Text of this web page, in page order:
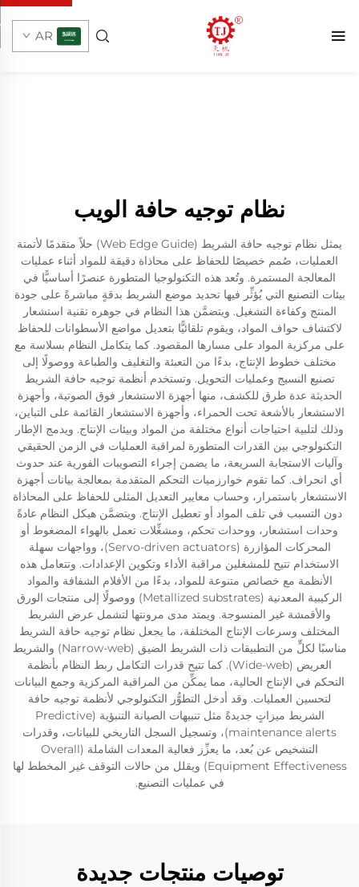
AR
نظام توجيه حافة الويب
يمثل نظام توجيه حافة الشريط (Web Edge Guide) حلاً متقدمًا لأتمتة
العمليات، صُمم خصيصًا للحفاظ على محاذاة دقيقة للمواد أثناء عمليات
المعالجة المستمرة. وتُعد هذه التكنولوجيا المتطورة عنصرًا أساسيًّا في
بيئات التصنيع التي يُؤثِّر فيها تحديد موضع الشريط بدقةٍ مباشرةً على جودة
المنتج وكفاءة التشغيل. ويتضمَّن هذا النظام في جوهره تقنية استشعار
لاكتشاف حواف المواد، ويقوم تلقائيًّا بتعديل مواضع الأسطوانات للحفاظ
على مركزية المواد على مسارها المقصود. كما يتكامل النظام بسلاسة مع
مختلف خطوط الإنتاج، بدءًا من التعبئة والتغليف والطباعة ووصولًا إلى
تصنيع النسيج وعمليات التحويل. وتستخدم أنظمة توجيه حافة الشريط
الحديثة عدة طرق للكشف، منها أجهزة الاستشعار فوق الصوتية، وأجهزة
الاستشعار بالأشعة تحت الحمراء، وأجهزة الاستشعار القائمة على التباين،
وذلك لتلبية احتياجات أنواع مختلفة من المواد وبيئات الإنتاج. ويدمج الإطار
التكنولوجي بين القدرات المتطورة لمراقبة العمليات في الزمن الحقيقي
وآليات الاستجابة السريعة، ما يضمن إجراء التصويبات الفورية عند حدوث
أي انحراف. كما تقوم خوارزميات التحكم المتقدمة بمعالجة بيانات أجهزة
الاستشعار باستمرار، وحساب معايير التعديل المثلى للحفاظ على المحاذاة
دون التسبب في تلف المواد أو تعطيل الإنتاج. ويتضمَّن هيكل النظام عادةً
وحدات استشعار، ووحدات تحكم، ومشغِّلات تعمل بالهواء المضغوط أو
المحركات المؤازرة (Servo-driven actuators)، وواجهات سهلة
الاستخدام تتيح للمشغلين مراقبة الأداء وتكوين الإعدادات. وتتعامل هذه
الأنظمة مع خصائص متنوعة للمواد، بدءًا من الأفلام الشفافة والمواد
الركيبية المعدنية (Metallized substrates) ووصولًا إلى منتجات الورق
والأقمشة غير المنسوجة. ويمتد مدى مرونتها لتشمل عرض الشريط
المختلف وسرعات الإنتاج المختلفة، ما يجعل نظام توجيه حافة الشريط
مناسبًا لكلٍّ من التطبيقات ذات الشريط الضيق (Narrow-web) والشريط
العريض (Wide-web). كما تتيح قدرات التكامل ربط النظام بأنظمة
التحكم في الإنتاج الحالية، مما يمكِّن من المراقبة المركزية وجمع البيانات
لتحسين العمليات. وقد أدخل التطوُّر التكنولوجي لأنظمة توجيه حافة
الشريط ميزاتٍ جديدةً مثل تنبيهات الصيانة التنبؤية (Predictive
maintenance alerts)، وتسجيل السجل التاريخي للبيانات، وقدرات
التشخيص عن بُعد، ما يعزِّز فعالية المعدات الشاملة (Overall
Equipment Effectiveness) ويقلل من حالات التوقف غير المخطط لها
في عمليات التصنيع.
توصيات منتجات جديدة